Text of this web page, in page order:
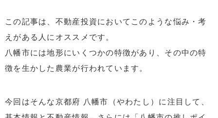
この記事は、不動産投資においてこのような悩み・考
えがある人にオススメです。
八幡市には地形にいくつかの特徴があり、その中の特
徴を生かした農業が行われています。
今回はそんな京都府 八幡市（やわたし）に注目して、